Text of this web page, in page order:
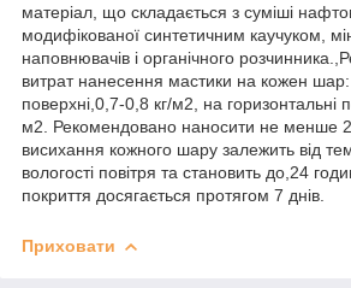
матеріал, що складається з суміші
модифікованої синтетичним каучуком,
наповнювачів і органічного
витрат нанесення мастики на кожен шар:
поверхні,0,7-0,8 кг/м2, на горизонтальні
м2. Рекомендовано наносити не менше
висихання кожного шару залежить від
вологості повітря та становить до,24
покриття досягається протягом 7 днів.
Приховати